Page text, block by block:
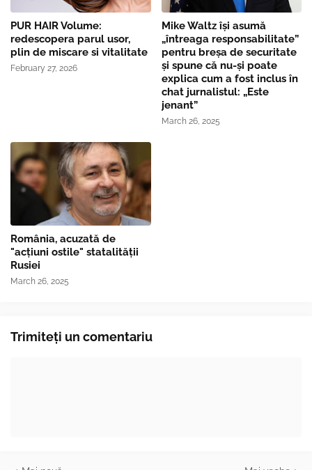
PUR HAIR Volume:
redescopera parul usor,
plin de miscare si vitalitate
February 27, 2026
Mike Waltz îşi asumă
„întreaga responsabilitate”
pentru breşa de securitate
și spune că nu-și poate
explica cum a fost inclus în
chat jurnalistul: „Este
jenant”
March 26, 2025
România, acuzată de
"acțiuni ostile" statalității
Rusiei
March 26, 2025
Trimiteți un comentariu